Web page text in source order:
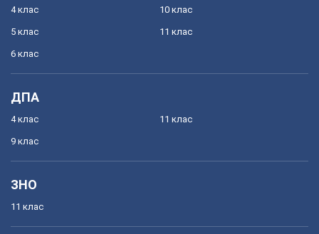
4 клас
5 клас
6 клас
10 клас
11 клас
ДПА
4 клас
9 клас
11 клас
ЗНО
11 клас